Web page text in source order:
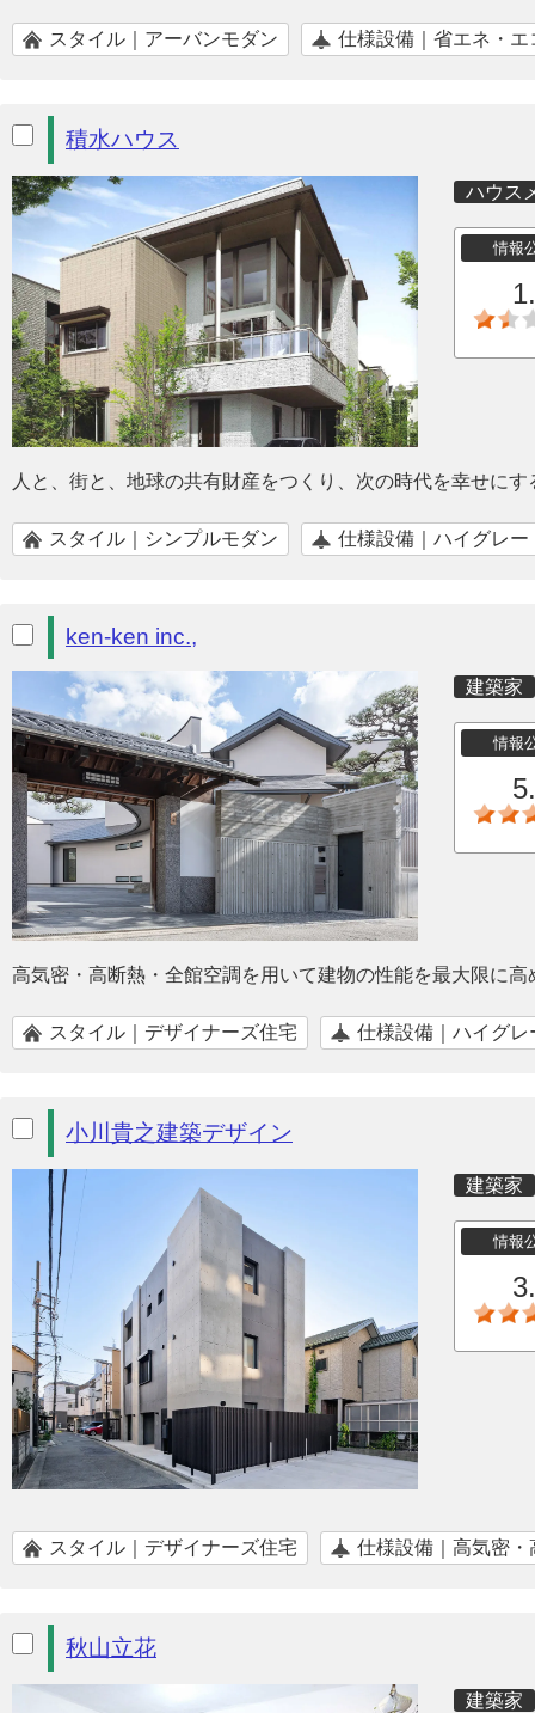
スタイル｜アーバンモダン 仕様設備｜省エネ・エ
積水ハウス
ハウス
情報
人と、街と、地球の共有財産をつくり、次の時代を幸せに
スタイル｜シンプルモダン 仕様設備｜ハイグレー
ken-ken inc.,
建築家
情報
高気密・高断熱・全館空調を用いて建物の性能を最大限に
スタイル｜デザイナーズ住宅 仕様設備｜ハイグレ
小川貴之建築デザイン
建築家
情報
スタイル｜デザイナーズ住宅 仕様設備｜高気密・
秋山立花
建築家